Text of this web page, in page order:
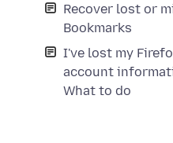
Recover lost or
Bookmarks
I've lost my
account
What to do